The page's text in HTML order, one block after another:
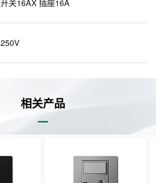
开关16AX 插座16A
250V
相关产品